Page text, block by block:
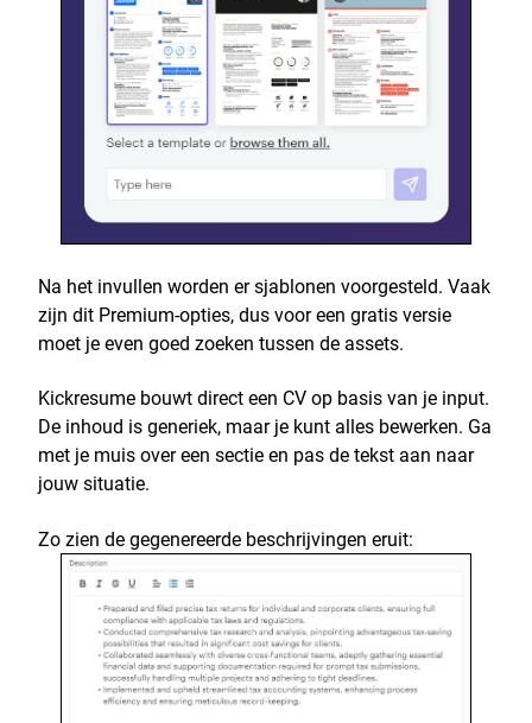
Na het invullen worden er sjablonen voorgesteld. Vaak
zijn dit Premium-opties, dus voor een gratis versie
moet je even goed zoeken tussen de assets.
Kickresume bouwt direct een CV op basis van je input.
De inhoud is generiek, maar je kunt alles bewerken. Ga
met je muis over een sectie en pas de tekst aan naar
jouw situatie.
Zo zien de gegenereerde beschrijvingen eruit: